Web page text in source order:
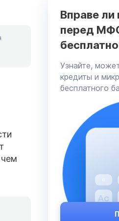
Вправе ли
перед
Узнайте,
кредиты и
бесплатного